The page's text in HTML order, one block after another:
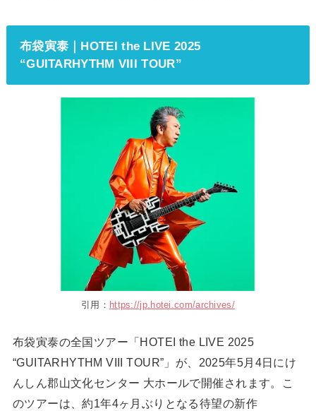
布袋寅泰｜HOTEI the LIVE 2025
“GUITARHYTHM VIII TOUR”
引用： https://jp.hotei.com/archives/
布袋寅泰の全国ツアー「HOTEI the LIVE 2025
“GUITARHYTHM VIII TOUR”」が、2025年5月4日にけ
んしん郡山文化センター 大ホールで開催されます。こ
のツアーは、約1年4ヶ月ぶりとなる待望の新作